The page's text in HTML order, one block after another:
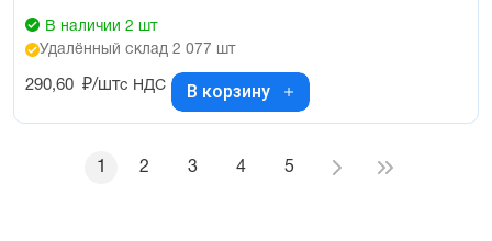
В наличии 2 шт
Удалённый склад 2 077 шт
290,60 ₽/штс НДС В корзину
1 2 3 4 5